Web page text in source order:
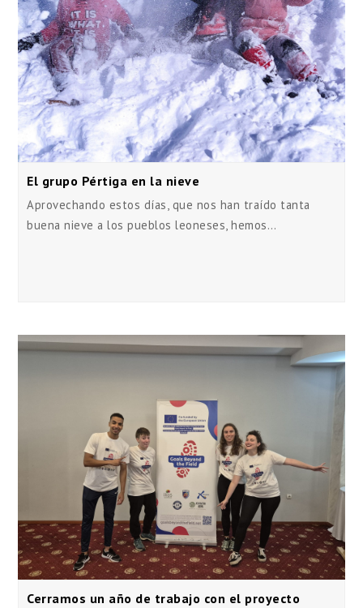
El grupo Pértiga en la nieve
Aprovechando estos días, que nos han traído tanta
buena nieve a los pueblos leoneses, hemos…
Cerramos un año de trabajo con el proyecto